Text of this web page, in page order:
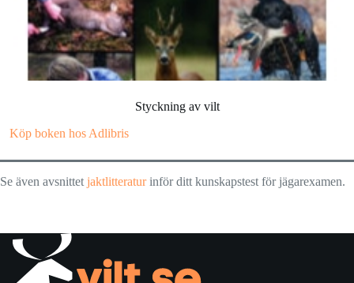
Styckning av vilt
Köp boken hos Adlibris
Se även avsnittet jaktlitteraturinför ditt kunskapstest för jägarexamen.